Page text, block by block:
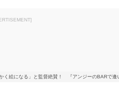
く絵になる」と監督絶賛！ 『アンジーのBARで逢